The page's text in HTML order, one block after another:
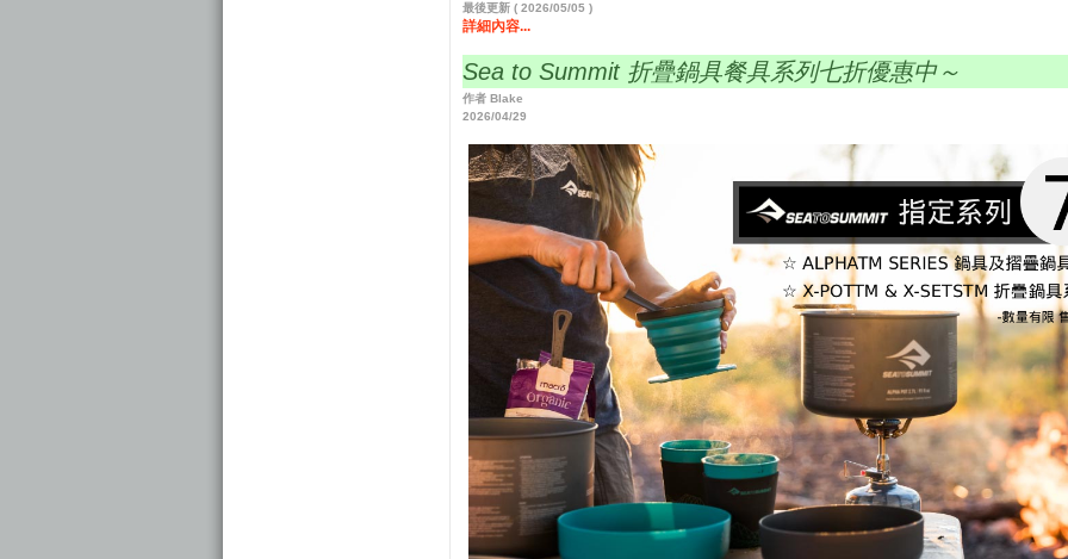
最後更新 ( 2026/05/05 )
詳細內容...
Sea to Summit 折疊鍋具餐具系列七折優惠中～
作者 Blake
2026/04/29